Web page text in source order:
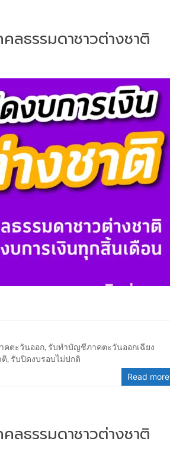
ลธรรมดาชาวต่างชาติ
คตะวันออก, รับทำบัญชีภาคตะวันออกเฉียง
ติ, รับปิดงบรอบไม่ปกติ
Read more
ลธรรมดาชาวต่างชาติ